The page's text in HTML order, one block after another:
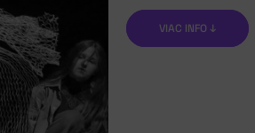
VIAC INFO ↓